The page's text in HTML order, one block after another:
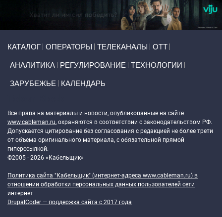
КАТАЛОГ ОПЕРАТОРЫ ТЕЛЕКАНАЛЫ ОТТ
АНАЛИТИКА РЕГУЛИРОВАНИЕ ТЕХНОЛОГИИ
ЗАРУБЕЖЬЕ КАЛЕНДАРЬ
Все права на материалы и новости, опубликованные на сайте
www.cableman.ru, охраняются в соответствии с законодательством РФ.
Допускается цитирование без согласования с редакцией не более трети
от объема оригинального материала, с обязательной прямой
гиперссылкой.
©2005 - 2026 «Кабельщик»
Политика сайта "Кабельщик" (интернет-адреса www.cableman.ru) в
отношении обработки персональных данных пользователей сети
интернет
DrupalCoder — поддержка сайта c 2017 года